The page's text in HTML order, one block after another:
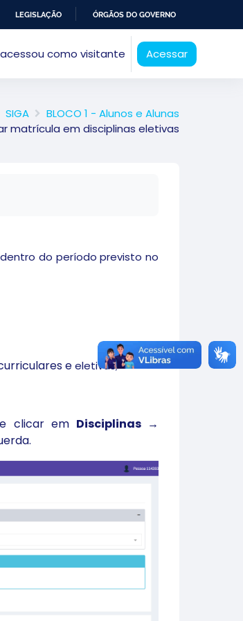
LEGISLAÇÃO ÓRGÃOS DO GOVERNO
como visitante Acessar
SIGA
BLOCO 1 - Alunos e Alunas
matrícula em disciplinas eletivas
do período previsto no
eeletivas;
clicar em Disciplinas →